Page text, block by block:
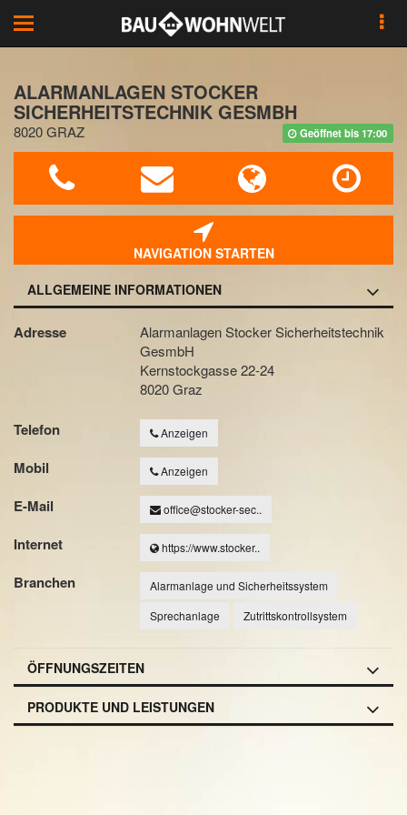
Toggle
navigation
ALARMANLAGEN STOCKER
SICHERHEITSTECHNIK GESMBH
Geöffnet bis 17:00
8020 GRAZ
NAVIGATION STARTEN
ALLGEMEINE INFORMATIONEN
Adresse
Alarmanlagen Stocker Sicherheitstechnik
GesmbH
Kernstockgasse 22-24
8020 Graz
Telefon Anzeigen
Mobil Anzeigen
E-Mail office@stocker-sec..
Internet https://www.stocker..
Branchen
Alarmanlage und Sicherheitssystem
Sprechanlage
Zutrittskontrollsystem
ÖFFNUNGSZEITEN
PRODUKTE UND LEISTUNGEN